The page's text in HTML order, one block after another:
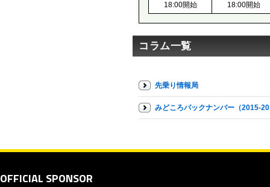
18:00開始 18:00開始
コラム一覧
先乗り情報局
みどころバックナンバー（2015-
OFFICIAL SPONSOR